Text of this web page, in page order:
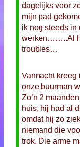
dagelijks voor
mijn pad
ik nog steeds in
werken……..Al
troubles…
Vannacht kreeg
onze buurman
Zo’n 2
huis, hij had al
omdat hij zo
niemand die
trok. Die arme